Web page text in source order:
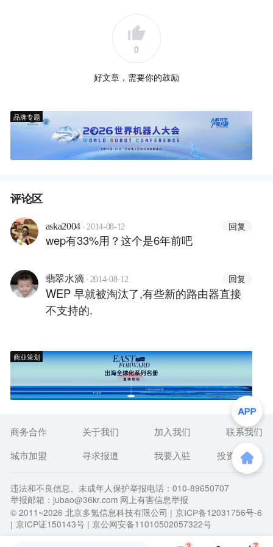
0
好文章，需要你的鼓励
品牌专题
评论区
aska2004 · 2014-08-12 回复
wep有33%用？这个是6年前吧
翡翠水滴 · 2014-08-12 回复
WEP 早就被淘汰了,有些新的路由器直接
不支持的.
商业策划
商务合作 关于我们 加入我们
联系我们
城市加盟
寻求报道 我要入驻 投资者关系
违法和不良信息、未成年人保护举报电话：010-89650707
举报邮箱：jubao@36kr.com 网上有害信息举报
© 2011~2026 北京多氪信息科技有限公司 | 京ICP备12031756号-6
| 京ICP证150143号 | 京公网安备11010502057322号